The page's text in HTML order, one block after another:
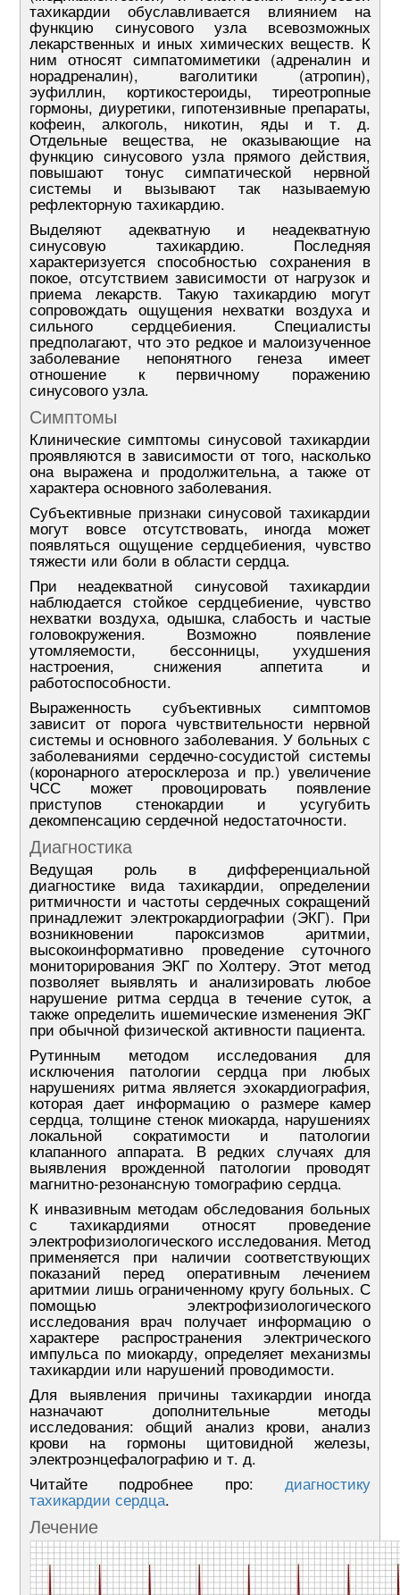
тахикардии обуславливается влиянием на
функцию синусового узла всевозможных
лекарственных и иных химических веществ. К
ним относят симпатомиметики (адреналин и
норадреналин), ваголитики (атропин),
эуфиллин, кортикостероиды, тиреотропные
гормоны, диуретики, гипотензивные препараты,
кофеин, алкоголь, никотин, яды и т. д.
Отдельные вещества, не оказывающие на
функцию синусового узла прямого действия,
повышают тонус симпатической нервной
системы и вызывают так называемую
рефлекторную тахикардию.
Выделяют адекватную и неадекватную
синусовую тахикардию. Последняя
характеризуется способностью сохранения в
покое, отсутствием зависимости от нагрузок и
приема лекарств. Такую тахикардию могут
сопровождать ощущения нехватки воздуха и
сильного сердцебиения. Специалисты
предполагают, что это редкое и малоизученное
заболевание непонятного генеза имеет
отношение к первичному поражению
синусового узла.
Симптомы
Клинические симптомы синусовой тахикардии
проявляются в зависимости от того, насколько
она выражена и продолжительна, а также от
характера основного заболевания.
Субъективные признаки синусовой тахикардии
могут вовсе отсутствовать, иногда может
появляться ощущение сердцебиения, чувство
тяжести или боли в области сердца.
При неадекватной синусовой тахикардии
наблюдается стойкое сердцебиение, чувство
нехватки воздуха, одышка, слабость и частые
головокружения. Возможно появление
утомляемости, бессонницы, ухудшения
настроения, снижения аппетита и
работоспособности.
Выраженность субъективных симптомов
зависит от порога чувствительности нервной
системы и основного заболевания. У больных с
заболеваниями сердечно-сосудистой системы
(коронарного атеросклероза и пр.) увеличение
ЧСС может провоцировать появление
приступов стенокардии и усугубить
декомпенсацию сердечной недостаточности.
Диагностика
Ведущая роль в дифференциальной
диагностике вида тахикардии, определении
ритмичности и частоты сердечных сокращений
принадлежит электрокардиографии (ЭКГ). При
возникновении пароксизмов аритмии,
высокоинформативно проведение суточного
мониторирования ЭКГ по Холтеру. Этот метод
позволяет выявлять и анализировать любое
нарушение ритма сердца в течение суток, а
также определить ишемические изменения ЭКГ
при обычной физической активности пациента.
Рутинным методом исследования для
исключения патологии сердца при любых
нарушениях ритма является эхокардиография,
которая дает информацию о размере камер
сердца, толщине стенок миокарда, нарушениях
локальной сократимости и патологии
клапанного аппарата. В редких случаях для
выявления врожденной патологии проводят
магнитно-резонансную томографию сердца.
К инвазивным методам обследования больных
с тахикардиями относят проведение
электрофизиологического исследования. Метод
применяется при наличии соответствующих
показаний перед оперативным лечением
аритмии лишь ограниченному кругу больных. С
помощью электрофизиологического
исследования врач получает информацию о
характере распространения электрического
импульса по миокарду, определяет механизмы
тахикардии или нарушений проводимости.
Для выявления причины тахикардии иногда
назначают дополнительные методы
исследования: общий анализ крови, анализ
крови на гормоны щитовидной железы,
электроэнцефалографию и т. д.
Читайте подробнее про: диагностику
тахикардии сердца.
Лечение